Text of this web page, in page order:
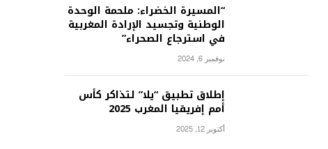
“المسيرة الخضراء: ملحمة الوحدة
الوطنية وتجسيد الإرادة المغربية
في استرجاع الصحراء”
نوفمبر 6, 2024
إطلاق تطبيق “يلا” لتذاكر كأس
أمم إفريقيا المغرب 2025
أكتوبر 12, 2025